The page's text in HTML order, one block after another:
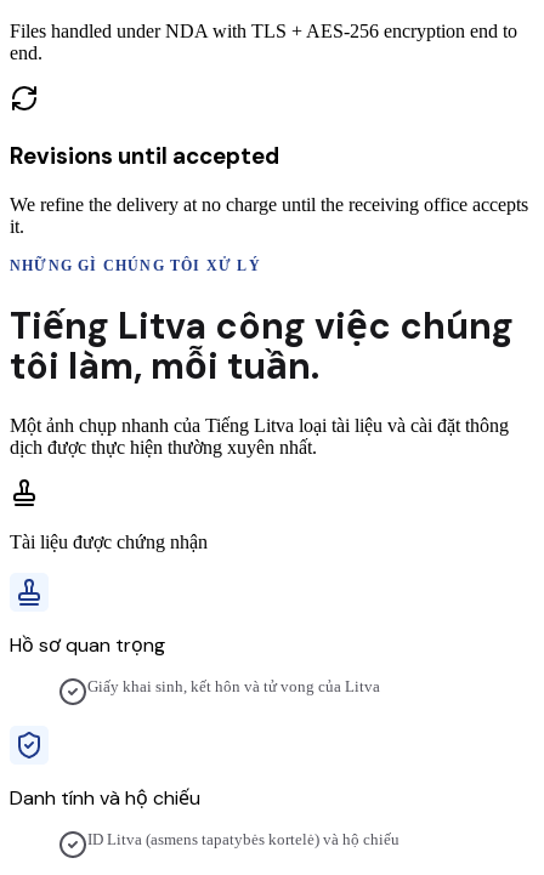
Files handled under NDA with TLS + AES-256 encryption end to
end.
Revisions until accepted
We refine the delivery at no charge until the receiving office accepts
it.
NHỮNG GÌ CHÚNG TÔI XỬ LÝ
Tiếng Litva công việc chúng
tôi làm, mỗi tuần.
Một ảnh chụp nhanh của Tiếng Litva loại tài liệu và cài đặt thông
dịch được thực hiện thường xuyên nhất.
Tài liệu được chứng nhận
Hồ sơ quan trọng
Giấy khai sinh, kết hôn và tử vong của Litva
Danh tính và hộ chiếu
ID Litva (asmens tapatybės kortelė) và hộ chiếu